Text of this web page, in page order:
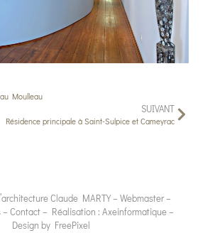
Moulleau
SUIVANT
Résidence principale à Saint-Sulpice et Cameyrac
Claude MARTY– Webmaster–
– Contact– Réalisation : Axeinformatique–
Design by FreePixel